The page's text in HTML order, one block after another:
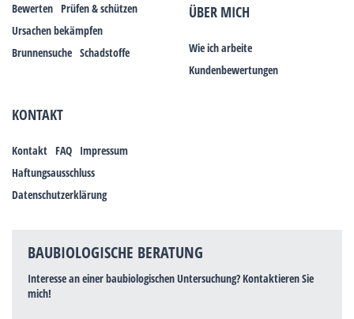
Bewerten Prüfen & schützen
Ursachen bekämpfen
Brunnensuche Schadstoffe
ÜBER MICH
Wie ich arbeite
Kundenbewertungen
KONTAKT
Kontakt FAQ Impressum
Haftungsausschluss
Datenschutzerklärung
BAUBIOLOGISCHE BERATUNG
Interesse an einer baubiologischen Untersuchung? Kontaktieren Sie
mich!